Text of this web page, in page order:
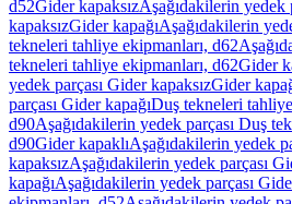
d52Gider kapaksızAşağıdakilerin yedek
kapaksızGider kapağıAşağıdakilerin
tekneleri tahliye ekipmanları, d62
tekneleri tahliye ekipmanları, d62Gider
yedek parçası Gider kapaksızGider
parçası Gider kapağıDuş tekneleri
d90Aşağıdakilerin yedek parçası Duş
d90Gider kapaklıAşağıdakilerin yedek
kapaksızAşağıdakilerin yedek parçası
kapağıAşağıdakilerin yedek parçası